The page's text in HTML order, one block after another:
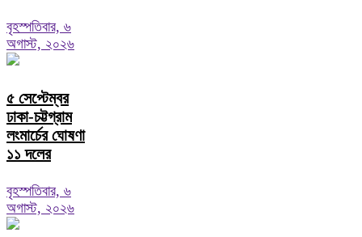
বৃহস্পতিবার, ৬
অগাস্ট, ২০২৬
৫ সেপ্টেম্বর
ঢাকা-চট্টগ্রাম
লংমার্চের ঘোষণা
১১ দলের
বৃহস্পতিবার, ৬
অগাস্ট, ২০২৬